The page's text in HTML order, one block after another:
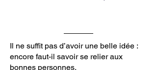
Il ne suffit pas d’avoir une belle idée :
encore faut-il savoir se relier aux
bonnes personnes.